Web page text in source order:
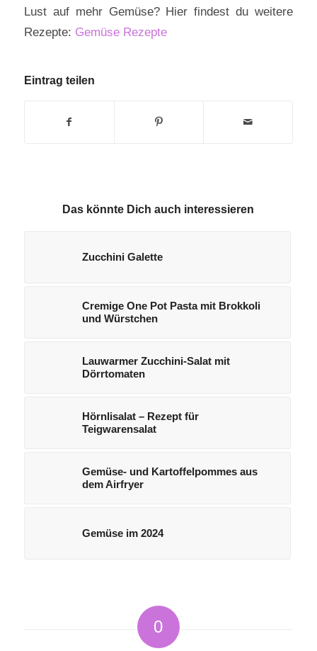
Lust auf mehr Gemüse? Hier findest du weitere
Rezepte: Gemüse Rezepte
Eintrag teilen
Das könnte Dich auch interessieren
Zucchini Galette
Cremige One Pot Pasta mit Brokkoli
und Würstchen
Lauwarmer Zucchini-Salat mit
Dörrtomaten
Hörnlisalat – Rezept für
Teigwarensalat
Gemüse- und Kartoffelpommes aus
dem Airfryer
Gemüse im 2024
0